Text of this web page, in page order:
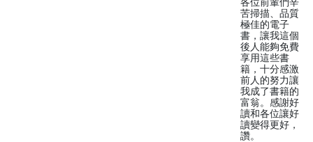
苦掃描、品質
極佳的電子
書，讓我這個
後人能夠免費
享用這些書
籍，十分感激
前人的努力讓
我成了書籍的
富翁。感謝好
讀和各位讓好
讀變得更好，
讚。